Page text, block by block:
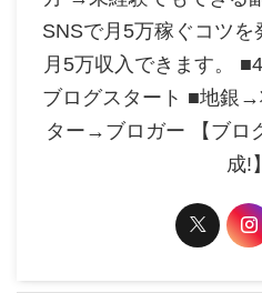
SNSで月5万稼ぐコツ
月5万収入できます。
ブログスタート ■地銀
ター→ブロガー 【ブロ
成!】